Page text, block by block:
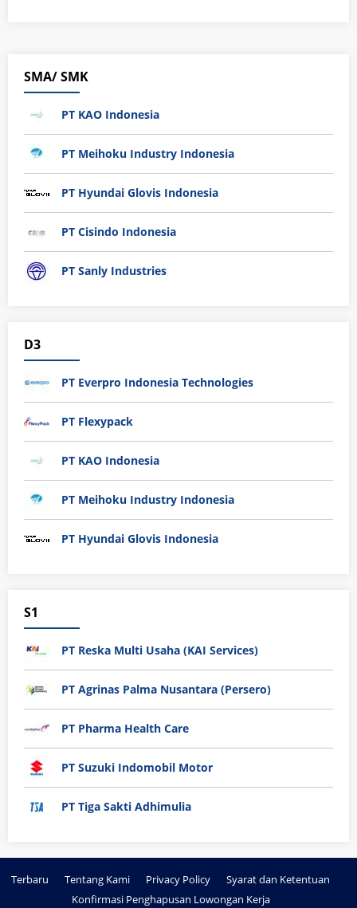
SMA/ SMK
PT KAO Indonesia
PT Meihoku Industry Indonesia
PT Hyundai Glovis Indonesia
PT Cisindo Indonesia
PT Sanly Industries
D3
PT Everpro Indonesia Technologies
PT Flexypack
PT KAO Indonesia
PT Meihoku Industry Indonesia
PT Hyundai Glovis Indonesia
S1
PT Reska Multi Usaha (KAI Services)
PT Agrinas Palma Nusantara (Persero)
PT Pharma Health Care
PT Suzuki Indomobil Motor
PT Tiga Sakti Adhimulia
Terbaru Tentang Kami Privacy Policy
Syarat dan Ketentuan
Konfirmasi Penghapusan Lowongan Kerja